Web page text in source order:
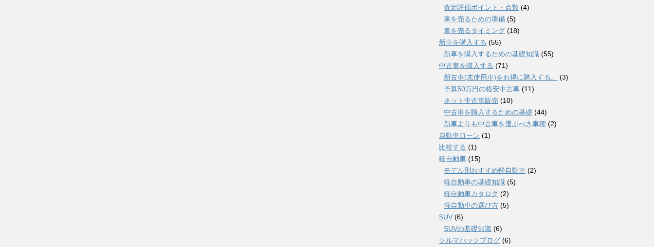
査定評価ポイント・点数 (4)
車を売るための準備 (5)
車を売るタイミング (18)
新車を購入する (55)
新車を購入するための基礎知識 (55)
中古車を購入する (71)
新古車(未使用車)をお得に購入する。
(3)
予算50万円の格安中古車 (11)
ネット中古車販売 (10)
中古車を購入するための基礎 (44)
新車よりも中古車を選ぶべき車種 (2)
自動車ローン (1)
比較する (1)
軽自動車 (15)
モデル別おすすめ軽自動車 (2)
軽自動車の基礎知識 (5)
軽自動車カタログ (2)
軽自動車の選び方 (5)
SUV (6)
SUVの基礎知識 (6)
クルマハックブログ (6)